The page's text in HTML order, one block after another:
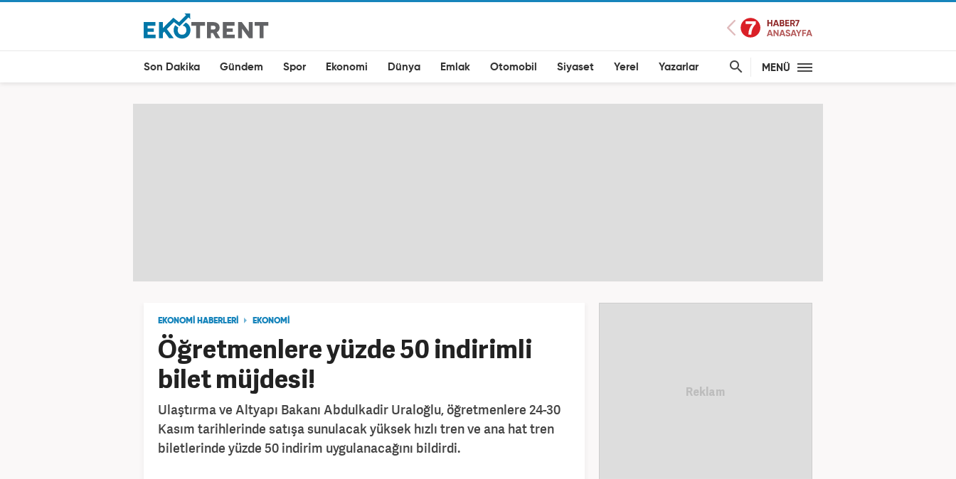
Son Dakika Gündem Spor Ekonomi Dünya Emlak Otomobil Siyaset Yerel Yazarlar MENÜ
EKONOMİ HABERLERİ EKONOMİ
Öğretmenlere yüzde 50 indirimli
bilet müjdesi!
Ulaştırma ve Altyapı Bakanı Abdulkadir Uraloğlu, öğretmenlere 24-30
Kasım tarihlerinde satışa sunulacak yüksek hızlı tren ve ana hat tren
biletlerinde yüzde 50 indirim uygulanacağını bildirdi.